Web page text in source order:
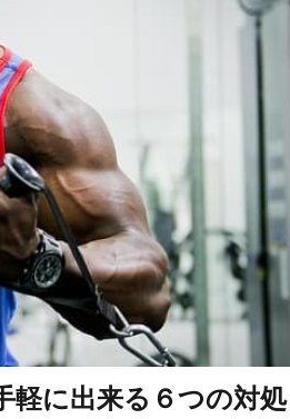
軽に出来る６つの対処